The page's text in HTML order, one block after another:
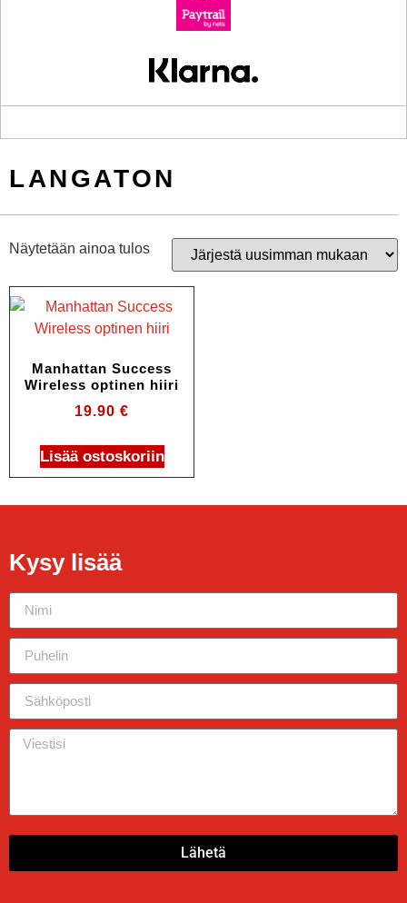
LANGATON
Näytetään ainoa tulos
Manhattan Success
Wireless optinen hiiri
19.90 €
Lisää ostoskoriin
Kysy lisää
Lähetä